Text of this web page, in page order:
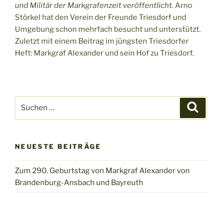
und Militär der Markgrafenzeit veröffentlicht. Arno
Störkel hat den Verein der Freunde Triesdorf und
Umgebung schon mehrfach besucht und unterstützt.
Zuletzt mit einem Beitrag im jüngsten Triesdorfer
Heft: Markgraf Alexander und sein Hof zu Triesdorf.
nach:
NEUESTE BEITRÄGE
Zum 290. Geburtstag von Markgraf Alexander von
Brandenburg-Ansbach und Bayreuth